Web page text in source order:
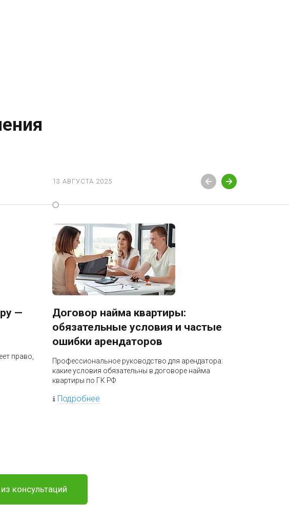
—
право,
13 АВГУСТА 2025
Договор найма квартиры:
обязательные условия и частые
ошибки арендаторов
Профессиональное руководство для арендатора:
какие условия обязательны в договоре найма
квартиры по ГК РФ
Подробнее
консультаций